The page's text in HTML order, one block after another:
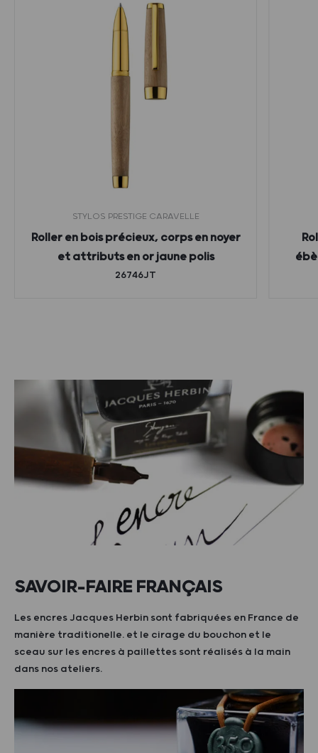
STYLOS PRESTIGE CARAVELLE
Roller en bois précieux, corps en noyer
et attributs en or jaune polis
26746JT
SAVOIR-FAIRE FRANÇAIS
Les encres Jacques Herbin sont fabriquées en France de
manière traditionelle. et le cirage du bouchon et le
sceau sur les encres à paillettes sont réalisés à la main
dans nos ateliers.